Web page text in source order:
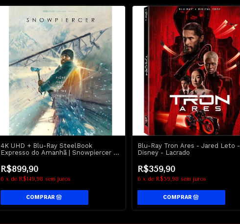
4K UHD + Blu-Ray SteelBook
Expresso do Amanhã | Snowpiercer -
R$899,90
6 x de R$149,98 sem juros
Blu-Ray Tron Ares - Jared Leto -
Disney - Lacrado
R$359,90
6 x de R$59,98 sem juros